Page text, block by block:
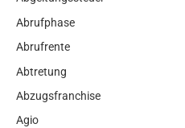
Abrufphase
Abrufrente
Abtretung
Abzugsfranchise
Agio